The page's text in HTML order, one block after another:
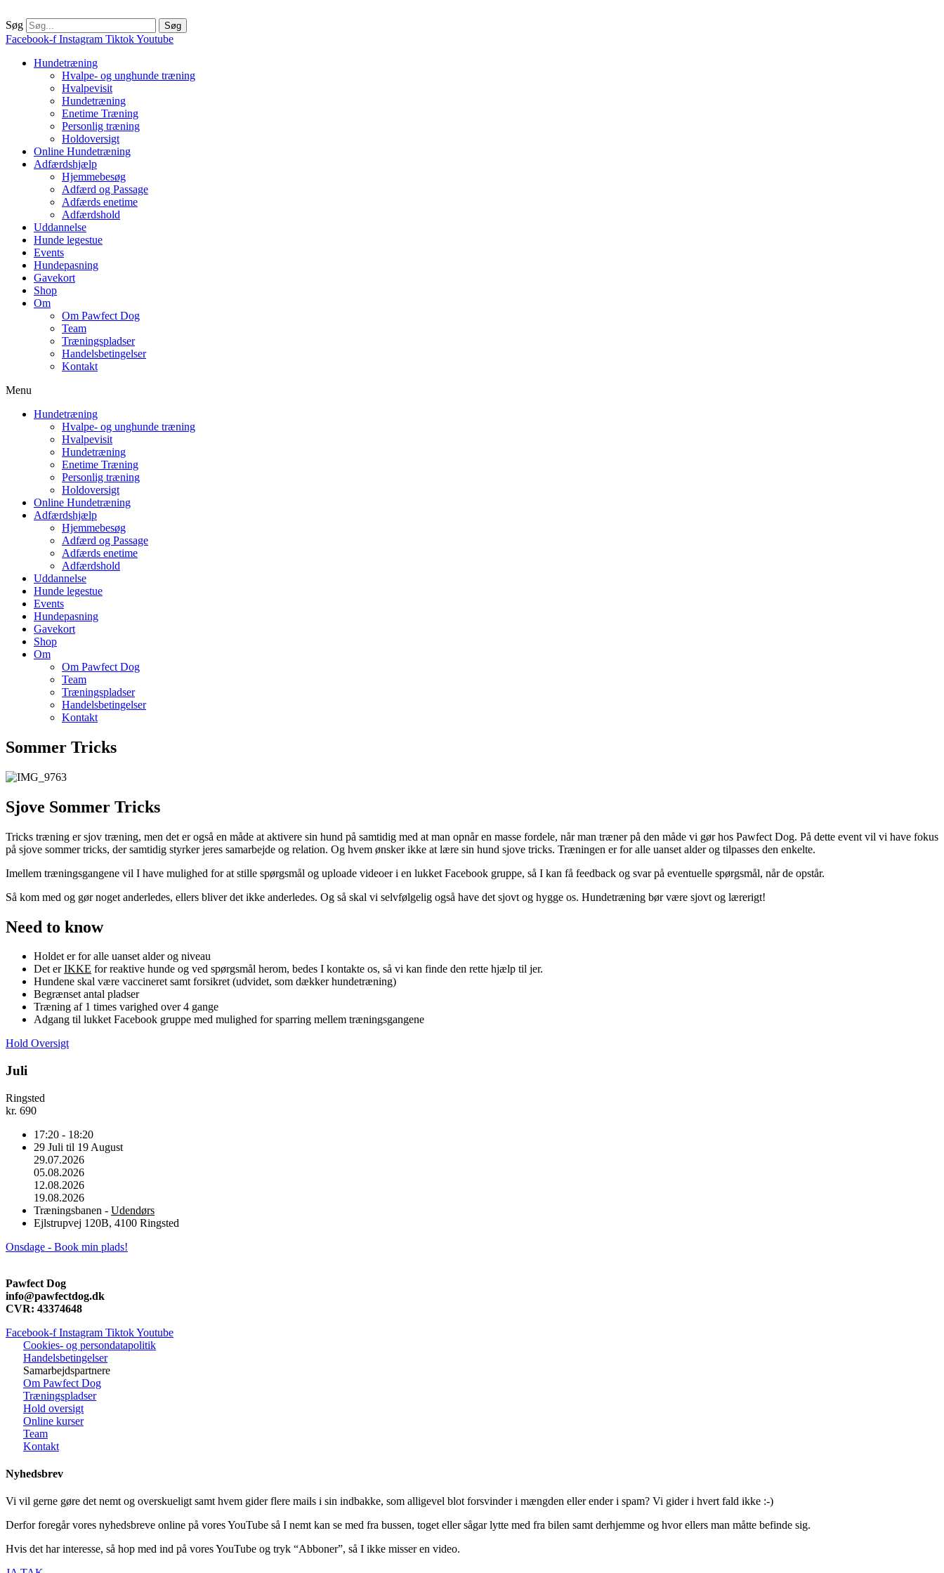
Søg Søg
Facebook-f Instagram TiktokYoutube
Hundetræning
Hvalpe- og unghunde træning
Hvalpevisit
Hundetræning
Enetime Træning
Personlig træning
Holdoversigt
Online Hundetræning
Adfærdshjælp
Hjemmebesøg
Adfærd og Passage
Adfærds enetime
Adfærdshold
Uddannelse
Hunde legestue
Events
Hundepasning
Gavekort
Shop
Om
Om Pawfect Dog
Team
Træningspladser
Handelsbetingelser
Kontakt
Menu
Hundetræning
Hvalpe- og unghunde træning
Hvalpevisit
Hundetræning
Enetime Træning
Personlig træning
Holdoversigt
Online Hundetræning
Adfærdshjælp
Hjemmebesøg
Adfærd og Passage
Adfærds enetime
Adfærdshold
Uddannelse
Hunde legestue
Events
Hundepasning
Gavekort
Shop
Om
Om Pawfect Dog
Team
Træningspladser
Handelsbetingelser
Kontakt
Sommer Tricks
Sjove Sommer Tricks
Tricks træning er sjov træning, men det er også en måde at aktivere sin hund på samtidig med at man opnår en masse fordele, når man træner på den måde vi gør hos Pawfect Dog. På dette event vil vi have fokus
på sjove sommer tricks, der samtidig styrker jeres samarbejde og relation. Og hvem ønsker ikke at lære sin hund sjove tricks. Træningen er for alle uanset alder og tilpasses den enkelte.
Imellem træningsgangene vil I have mulighed for at stille spørgsmål og uploade videoer i en lukket Facebook gruppe, så I kan få feedback og svar på eventuelle spørgsmål, når de opstår.
Så kom med og gør noget anderledes, ellers bliver det ikke anderledes. Og så skal vi selvfølgelig også have det sjovt og hygge os. Hundetræning bør være sjovt og lærerigt!
Need to know
Holdet er for alle uanset alder og niveau
Det erIKKE for reaktive hunde og ved spørgsmål herom, bedes I kontakte os, så vi kan finde den rette hjælp til jer.
Hundene skal være vaccineret samt forsikret (udvidet, som dækker hundetræning)
Begrænset antal pladser
Træning af 1 times varighed over 4 gange
Adgang til lukket Facebook gruppe med mulighed for sparring mellem træningsgangene
Hold Oversigt
Juli
Ringsted
kr. 690
17:20 - 18:20
29 Juli til 19 August
29.07.2026
05.08.2026
12.08.2026
19.08.2026
Træningsbanen - Udendørs
Ejlstrupvej 120B, 4100 Ringsted
Onsdage - Book min plads!
Pawfect Dog
info@pawfectdog.dk
CVR: 43374648
Facebook-f Instagram TiktokYoutube
Cookies- og persondatapolitik
Handelsbetingelser
Samarbejdspartnere
Om Pawfect Dog
Træningspladser
Hold oversigt
Online kurser
Team
Kontakt
Nyhedsbrev
Vi vil gerne gøre det nemt og overskueligt samt hvem gider flere mails i sin indbakke, som alligevel blot forsvinder i mængden eller ender i spam? Vi gider i hvert fald ikke :-)
Derfor foregår vores nyhedsbreve online på vores YouTube så I nemt kan se med fra bussen, toget eller sågar lytte med fra bilen samt derhjemme og hvor ellers man måtte befinde sig.
Hvis det har interesse, så hop med ind på vores YouTube og tryk “Abboner”, så I ikke misser en video.